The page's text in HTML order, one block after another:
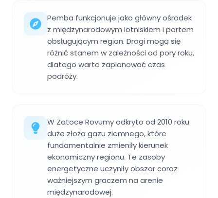
Pemba funkcjonuje jako główny ośrodek
z międzynarodowym lotniskiem i portem
obsługującym region. Drogi mogą się
różnić stanem w zależności od pory roku,
dlatego warto zaplanować czas
podróży.
W Zatoce Rovumy odkryto od 2010 roku
duże złoża gazu ziemnego, które
fundamentalnie zmieniły kierunek
ekonomiczny regionu. Te zasoby
energetyczne uczyniły obszar coraz
ważniejszym graczem na arenie
międzynarodowej.